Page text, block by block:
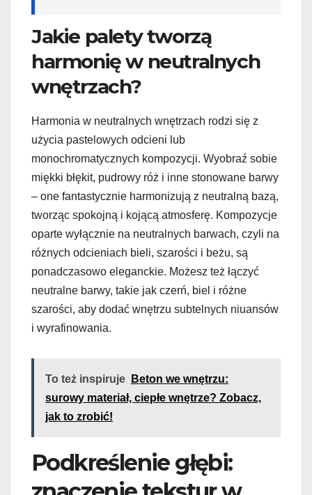
Jakie palety tworzą
harmonię w neutralnych
wnętrzach?
Harmonia w neutralnych wnętrzach rodzi się z
użycia pastelowych odcieni lub
monochromatycznych kompozycji. Wyobraź sobie
miękki błękit, pudrowy róż i inne stonowane barwy
– one fantastycznie harmonizują z neutralną bazą,
tworząc spokojną i kojącą atmosferę. Kompozycje
oparte wyłącznie na neutralnych barwach, czyli na
różnych odcieniach bieli, szarości i beżu, są
ponadczasowo eleganckie. Możesz też łączyć
neutralne barwy, takie jak czerń, biel i różne
szarości, aby dodać wnętrzu subtelnych niuansów
i wyrafinowania.
To też inspiruje
Beton we wnętrzu:
surowy materiał, ciepłe wnętrze? Zobacz,
jak to zrobić!
Podkreślenie głębi: